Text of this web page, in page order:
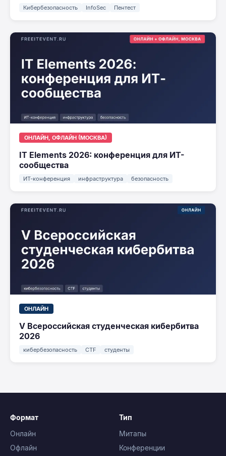
Кибербезопасность InfoSec Пентест
ОНЛАЙН, ОФЛАЙН (МОСКВА)
IT Elements 2026: конференция для ИТ-
сообщества
ИТ-конференция инфраструктура безопасность
ОНЛАЙН
V Всероссийская студенческая кибербитва
2026
кибербезопасность CTF студенты
Формат
Онлайн
Офлайн
Тип
Митапы
Конференции